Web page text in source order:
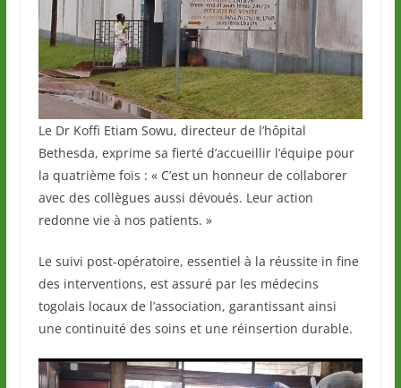
Le Dr Koffi Etiam Sowu, directeur de l’hôpital
Bethesda, exprime sa fierté d’accueillir l’équipe pour
la quatrième fois : « C’est un honneur de collaborer
avec des collègues aussi dévoués. Leur action
redonne vie à nos patients. »
Le suivi post-opératoire, essentiel à la réussite in fine
des interventions, est assuré par les médecins
togolais locaux de l’association, garantissant ainsi
une continuité des soins et une réinsertion durable.